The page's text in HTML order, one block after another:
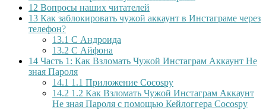
12 Вопросы наших читателей
13 Как заблокировать чужой аккаунт в Инстаграме через
телефон?
13.1 С Андроида
13.2 С Айфона
14 Часть 1: Как Взломать Чужой Инстаграм Аккаунт Не
зная Пароля
14.1 1.1 Приложение Cocospy
14.2 1.2 Как Взломать Чужой Инстаграм Аккаунт
Не зная Пароля с помощью Кейлоггера Cocospy